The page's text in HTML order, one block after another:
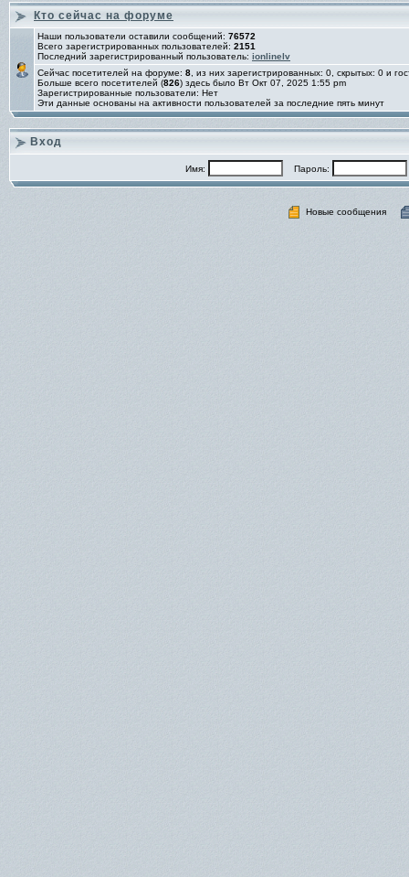
Кто сейчас на форуме
Наши пользователи оставили сообщений: 76572
Всего зарегистрированных пользователей: 2151
Последний зарегистрированный пользователь: ionlinelv
Сейчас посетителей на форуме: 8 , из них зарегистрированных: 0, скрытых: 0 и
Больше всего посетителей (826) здесь было Вт Окт 07, 2025 1:55 pm
Зарегистрированные пользователи: Нет
Эти данные основаны на активности пользователей за последние пять минут
Вход
Имя: Пароль:
Новые сообщения